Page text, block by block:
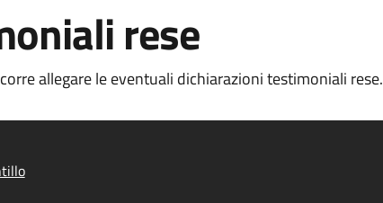
rese
allegare le eventuali dichiarazioni testimoniali rese.